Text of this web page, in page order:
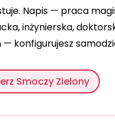
Napis — praca
inżynierska,
konfigurujesz
Smoczy Zielony